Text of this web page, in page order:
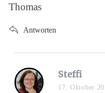
Thomas
Antworten
Steffi
17. Oktober